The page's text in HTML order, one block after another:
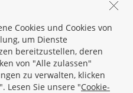
€ 700,00
Cookies und Cookies von
um Dienste
bereitzustellen, deren
von "Alle zulassen"
zu verwalten, klicken
Lesen Sie unsere "Cookie-